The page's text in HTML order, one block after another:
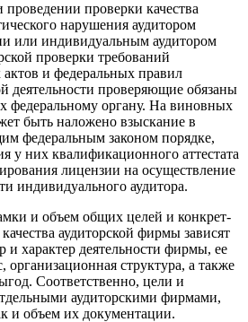
проверки качества
нарушения аудитором
или индивидуальным аудитором
проверки требований
и федеральных правил
деятельности про­веряющие обязаны
федеральному органу. На виновных
быть наложено взыска­ние в
федеральным законом порядке,
у них квалификационного аттестата
лицензии на осуществление
индивидуального аудитора.
и объем общих целей и конкрет­
аудиторской фирмы зависят
и характер деятельности фирмы, ее
организационная структура, а также
Соответственно, цели и
аудиторскими фирмами,
и объем их документации.